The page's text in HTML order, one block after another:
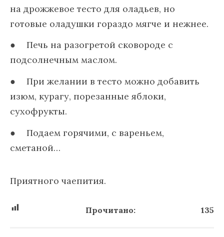
на дрожжевое тесто для оладьев, но
готовые оладушки гораздо мягче и нежнее.
Печь на разогретой сковороде с
подсолнечным маслом.
При желании в тесто можно добавить
изюм, курагу, порезанные яблоки,
сухофрукты.
Подаем горячими, с вареньем,
сметаной…
Приятного чаепития.
Прочитано: 135